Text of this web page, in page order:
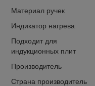
Материал ручек
Индикатор нагрева
Подходит для
индукционных плит
Производитель
Страна производитель